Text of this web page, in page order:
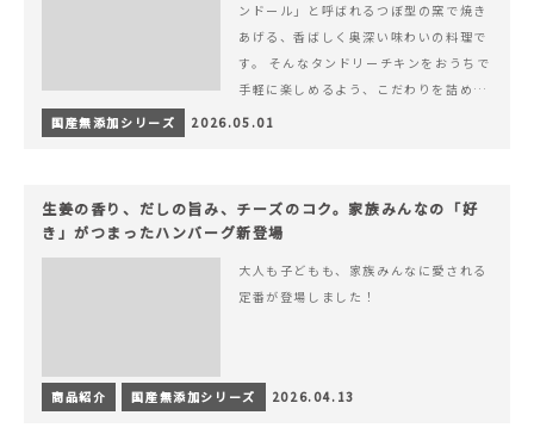
ンドール」と呼ばれるつぼ型の窯で焼き
あげる、香ばしく奥深い味わいの料理で
す。 そんなタンドリーチキンをおうちで
手軽に楽しめるよう、こだわりを詰め込
んで仕上げました。 様々なシーンでお召
国産無添加シリーズ 2026.05.01
生姜の香り、だしの旨み、チーズのコク。家族みんなの「好
き」がつまったハンバーグ新登場
大人も子どもも、家族みんなに愛される
定番が登場しました！
商品紹介 国産無添加シリーズ 2026.04.13